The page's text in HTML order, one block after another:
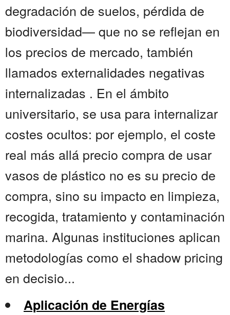
degradación de suelos, pérdida de
biodiversidad— que no se reflejan en
los precios de mercado, también
llamados externalidades negativas
internalizadas . En el ámbito
universitario, se usa para internalizar
costes ocultos: por ejemplo, el coste
real más allá precio compra de usar
vasos de plástico no es su precio de
compra, sino su impacto en limpieza,
recogida, tratamiento y contaminación
marina. Algunas instituciones aplican
metodologías como el shadow pricing
en decisio...
Aplicación de Energías